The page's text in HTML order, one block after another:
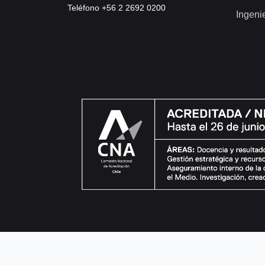
Teléfono +56 2 2692 0200